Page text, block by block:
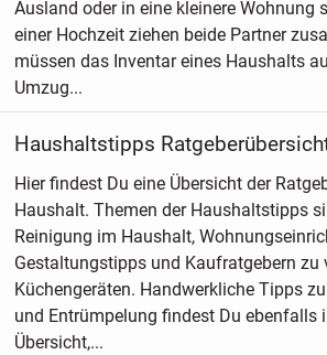
Ausland oder in eine kleinere Wohnung
einer Hochzeit ziehen beide Partner
müssen das Inventar eines Haushalts
Umzug...
Haushaltstipps
Hier findest Du eine Übersicht der
Haushalt. Themen der Haushaltstipps
Reinigung im Haushalt,
Gestaltungstipps und Kaufratgebern zu
Küchengeräten. Handwerkliche Tipps
und Entrümpelung findest Du ebenfalls
Übersicht,...